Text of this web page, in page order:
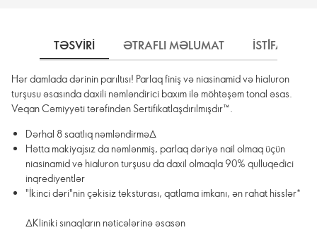
TƏSVIRI ƏTRAFLI MƏLUMAT İSTİFADƏ
Hər damlada dərinin parıltısı! Parlaq finiş və niasinamid və hialuron
turşusu əsasında daxili nəmləndirici baxım ilə möhtəşəm tonal əsas.
Veqan Cəmiyyəti tərəfindən Sertifikatlaşdırılmışdır™.
Dərhal 8 saatlıq nəmləndirmə∆
Hətta makiyajsız da nəmlənmiş, parlaq dəriyə nail olmaq üçün
niasinamid və hialuron turşusu da daxil olmaqla 90% qulluqedici
inqrediyentlər
"İkinci dəri"nin çəkisiz teksturası, qatlama imkanı, ən rahat hisslər*
∆Kliniki sınaqların nəticələrinə əsasən